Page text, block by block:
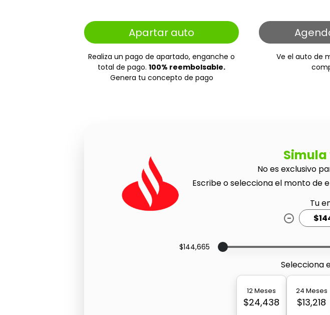
Apartar auto
Realiza un pago de apartado, enganche o
total de pago.100% reembolsable.
Genera tu concepto de pago
Ve el auto de
No es exclusivo
Escribe o selecciona el monto de
Tu
-
$144,665
Selecciona
12 Meses
$24,438
24 Meses
$13,218